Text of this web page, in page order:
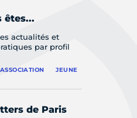
êtes...
actualités et
par profil
ASSOCIATION JEUNE
de Paris